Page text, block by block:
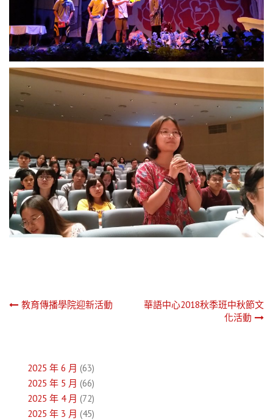
文
覽
教育傳播學院迎新活動
華語中心2018秋季班中秋節文
化活動
2025 年 6 月 (63)
2025 年 5 月 (66)
2025 年 4 月 (72)
2025 年 3 月 (45)